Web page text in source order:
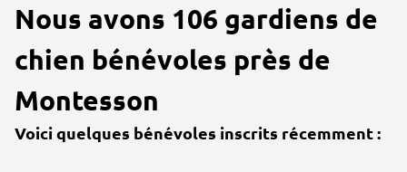
Nous avons 106 gardiens de
chien bénévoles près de
Montesson
Voici quelques bénévoles inscrits récemment :